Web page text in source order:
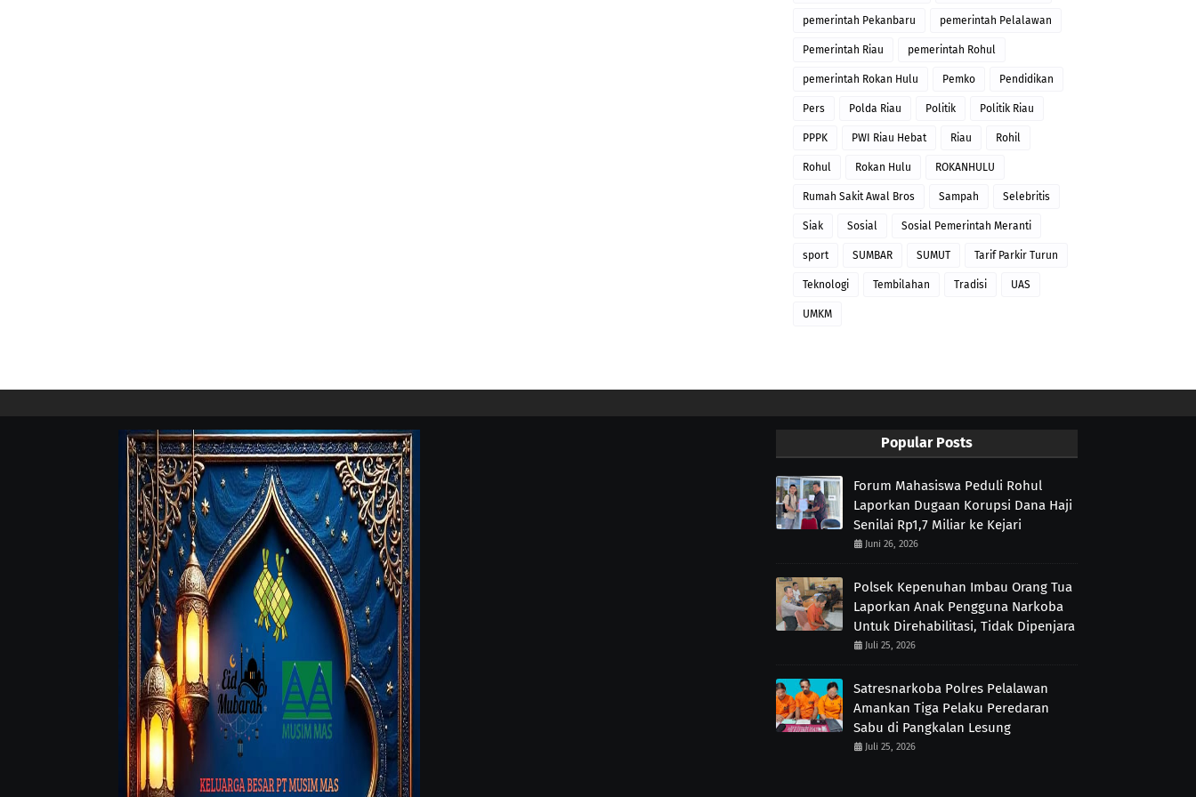
pemerintah Pekanbaru pemerintah Pelalawan
Pemerintah Riau pemerintah Rohul
pemerintah Rokan Hulu Pemko Pendidikan
Pers Polda Riau Politik Politik Riau
PPPK PWI Riau Hebat Riau Rohil
Rohul Rokan Hulu ROKANHULU
Rumah Sakit Awal Bros Sampah Selebritis
Siak Sosial Sosial Pemerintah Meranti
sport SUMBAR SUMUT Tarif Parkir Turun
Teknologi Tembilahan Tradisi UAS
UMKM
Popular Posts
Forum Mahasiswa Peduli Rohul
Laporkan Dugaan Korupsi Dana Haji
Senilai Rp1,7 Miliar ke Kejari
Juni 26, 2026
Polsek Kepenuhan Imbau Orang Tua
Laporkan Anak Pengguna Narkoba
Untuk Direhabilitasi, Tidak Dipenjara
Juli 25, 2026
Satresnarkoba Polres Pelalawan
Amankan Tiga Pelaku Peredaran
Sabu di Pangkalan Lesung
Juli 25, 2026